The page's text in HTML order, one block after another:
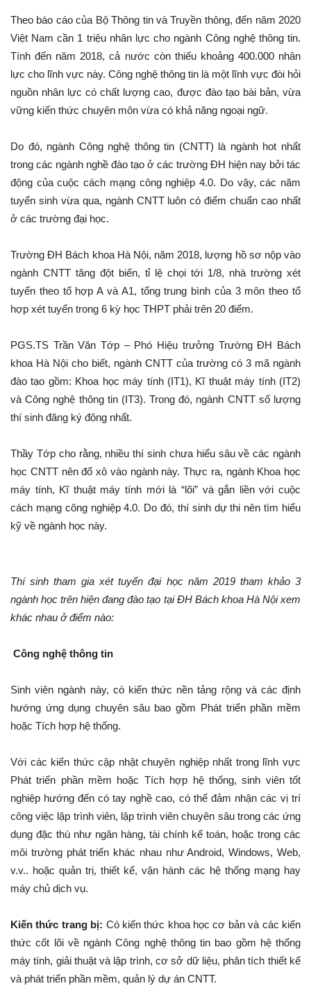
Theo báo cáo của Bộ Thông tin và Truyền thông, đến năm 2020
Việt Nam cần 1 triệu nhân lực cho ngành Công nghệ thông tin.
Tính đến năm 2018, cả nước còn thiếu khoảng 400.000 nhân
lực cho lĩnh vực này. Công nghệ thông tin là một lĩnh vực đòi hỏi
nguồn nhân lực có chất lượng cao, được đào tạo bài bản, vừa
vững kiến thức chuyên môn vừa có khả năng ngoại ngữ.
Do đó, ngành Công nghệ thông tin (CNTT) là ngành hot nhất
trong các ngành nghề đào tạo ở các trường ĐH hiện nay bởi tác
động của cuộc cách mạng công nghiệp 4.0. Do vậy, các năm
tuyển sinh vừa qua, ngành CNTT luôn có điểm chuẩn cao nhất
ở các trường đại học.
Trường ĐH Bách khoa Hà Nội, năm 2018, lượng hồ sơ nộp vào
ngành CNTT tăng đột biến, tỉ lệ chọi tới 1/8, nhà trường xét
tuyển theo tổ hợp A và A1, tổng trung bình của 3 môn theo tổ
hợp xét tuyển trong 6 kỳ học THPT phải trên 20 điểm.
PGS.TS Trần Văn Tớp – Phó Hiệu trưởng Trường ĐH Bách
khoa Hà Nội cho biết, ngành CNTT của trường có 3 mã ngành
đào tạo gồm: Khoa học máy tính (IT1), Kĩ thuật máy tính (IT2)
và Công nghệ thông tin (IT3). Trong đó, ngành CNTT số lượng
thí sinh đăng ký đông nhất.
Thầy Tớp cho rằng, nhiều thí sinh chưa hiểu sâu về các ngành
học CNTT nên đổ xô vào ngành này. Thực ra, ngành Khoa học
máy tính, Kĩ thuật máy tính mới là “lõi” và gắn liền với cuộc
cách mạng công nghiệp 4.0. Do đó, thí sinh dự thi nên tìm hiểu
kỹ về ngành học này.
Thí sinh tham gia xét tuyển đại học năm 2019 tham khảo 3
ngành học trên hiện đang đào tạo tại ĐH Bách khoa Hà Nội xem
khác nhau ở điểm nào:
Công nghệ thông tin
Sinh viên ngành này, có kiến thức nền tảng rộng và các định
hướng ứng dụng chuyên sâu bao gồm Phát triển phần mềm
hoặc Tích hợp hệ thống.
Với các kiến thức cập nhật chuyên nghiệp nhất trong lĩnh vực
Phát triển phần mềm hoặc Tích hợp hệ thống, sinh viên tốt
nghiệp hướng đến có tay nghề cao, có thể đảm nhận các vị trí
công việc lập trình viên, lập trình viên chuyên sâu trong các ứng
dụng đặc thù như ngân hàng, tài chính kế toán, hoặc trong các
môi trường phát triển khác nhau như Android, Windows, Web,
v.v.. hoặc quản trị, thiết kế, vận hành các hệ thống mạng hay
máy chủ dịch vụ.
Kiến thức trang bị: Có kiến thức khoa học cơ bản và các kiến
thức cốt lõi về ngành Công nghệ thông tin bao gồm hệ thống
máy tính, giải thuật và lập trình, cơ sở dữ liệu, phân tích thiết kế
và phát triển phần mềm, quản lý dự án CNTT.